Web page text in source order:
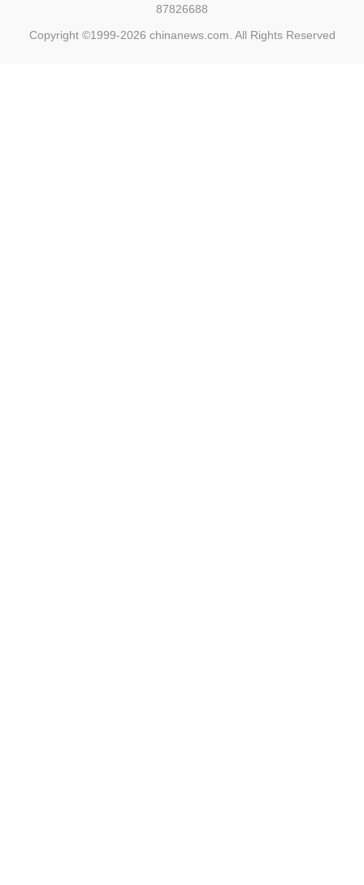
87826688
Copyright ©1999-2026 chinanews.com. All Rights Reserved